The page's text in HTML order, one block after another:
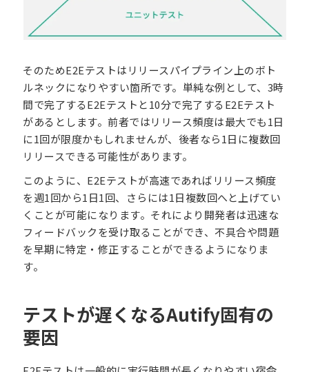
そのためE2Eテストはリリースパイプライン上のボト
ルネックになりやすい箇所です。単純な例として、3時
間で完了するE2Eテストと10分で完了するE2Eテスト
があるとします。前者ではリリース頻度は最大でも1日
に1回が限度かもしれませんが、後者なら1日に複数回
リリースできる可能性があります。
このように、E2Eテストが高速であればリリース頻度
を週1回から1日1回、さらには1日複数回へと上げてい
くことが可能になります。それにより開発者は迅速な
フィードバックを受け取ることができ、不具合や問題
を早期に特定・修正することができるようになりま
す。
テストが遅くなるAutify固有の
要因